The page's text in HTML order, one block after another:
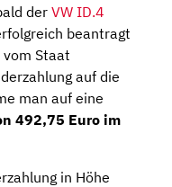
der VW ID.4
beantragt
Staat
auf die
man auf eine
492,75 Euro im
in Höhe